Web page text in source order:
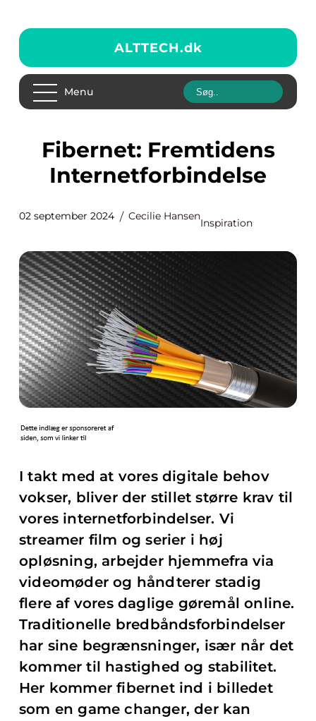
ALTTECH.dk
Menu
Fibernet: Fremtidens
Internetforbindelse
02 september 2024 Cecilie Hansen
Inspiration
I takt med at vores digitale behov
vokser, bliver der stillet større krav til
vores internetforbindelser. Vi
streamer film og serier i høj
opløsning, arbejder hjemmefra via
videomøder og håndterer stadig
flere af vores daglige gøremål online.
Traditionelle bredbåndsforbindelser
har sine begrænsninger, især når det
kommer til hastighed og stabilitet.
Her kommer fibernet ind i billedet
som en game changer, der kan